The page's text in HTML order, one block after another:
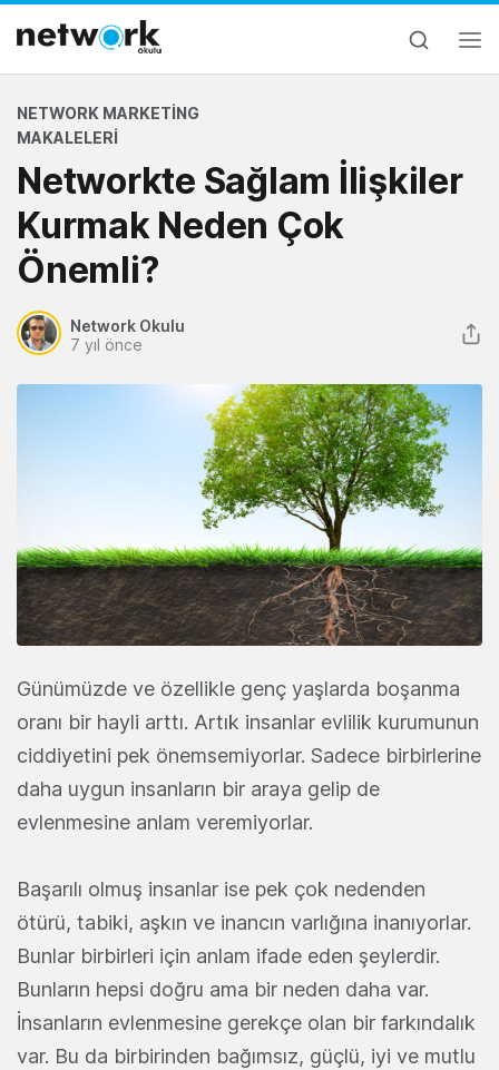
NETWORK MARKETING
MAKALELERI
Networkte Sağlam İlişkiler
Kurmak Neden Çok
Önemli?
Network Okulu
7 yıl önce
Günümüzde ve özellikle genç yaşlarda boşanma
oranı bir hayli arttı. Artık insanlar evlilik kurumunun
ciddiyetini pek önemsemiyorlar. Sadece birbirlerine
daha uygun insanların bir araya gelip de
evlenmesine anlam veremiyorlar.
Başarılı olmuş insanlar ise pek çok nedenden
ötürü, tabiki, aşkın ve inancın varlığına inanıyorlar.
Bunlar birbirleri için anlam ifade eden şeylerdir.
Bunların hepsi doğru ama bir neden daha var.
İnsanların evlenmesine gerekçe olan bir farkındalık
var. Bu da birbirinden bağımsız, güçlü, iyi ve mutlu